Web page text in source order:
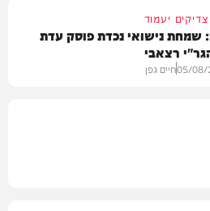
יעמוד
שמחת נישואי נכדת פוסק עדת
רצאבי
05/08/חיים גפן